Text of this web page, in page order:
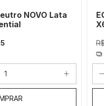
NOVO Lata